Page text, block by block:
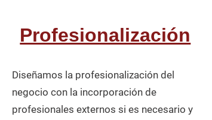
Profesionalización
Diseñamos la profesionalización del
negocio con la incorporación de
profesionales externos si es necesario y